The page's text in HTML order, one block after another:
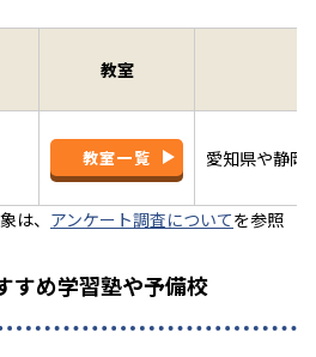
教室
教室一覧 愛知県や静岡
は、 アンケート調査についてを参照
すめ学習塾や予備校